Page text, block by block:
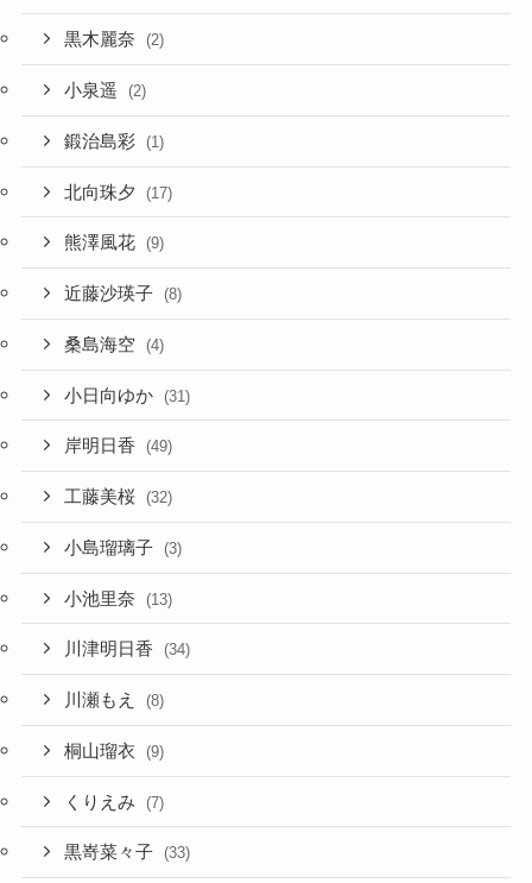
黒木麗奈 (2)
小泉遥 (2)
鍛治島彩 (1)
北向珠夕 (17)
熊澤風花 (9)
近藤沙瑛子 (8)
桑島海空 (4)
小日向ゆか (31)
岸明日香 (49)
工藤美桜 (32)
小島瑠璃子 (3)
小池里奈 (13)
川津明日香 (34)
川瀬もえ (8)
桐山瑠衣 (9)
くりえみ (7)
黒嵜菜々子 (33)